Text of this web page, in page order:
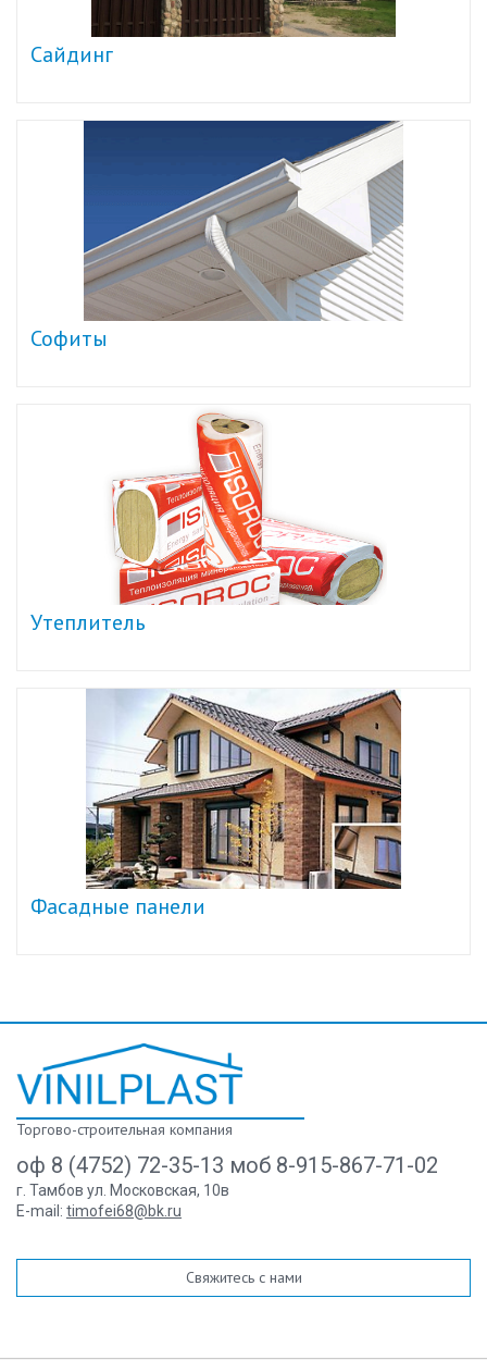
Сайдинг
Софиты
Утеплитель
Фасадные панели
Торгово-строительная компания
оф 8 (4752) 72-35-13 моб 8-915-867-71-02
г. Тамбов ул. Московская, 10в
E-mail: timofei68@bk.ru
Свяжитесь с нами